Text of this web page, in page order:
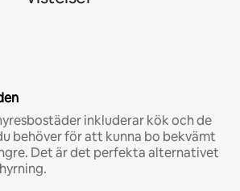
inkluderar kök och de
behöver för att kunna bo bekvämt
Det är det perfekta alternativet